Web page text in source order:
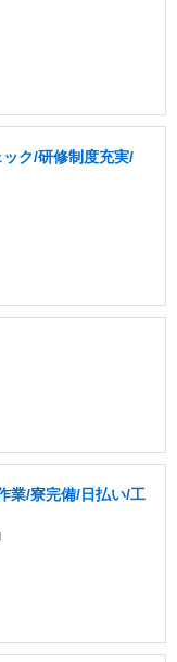
ク/研修制度充実/
業/寮完備/日払い/工